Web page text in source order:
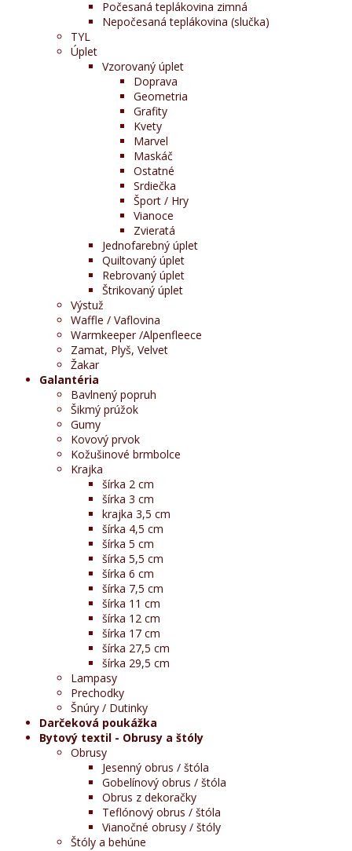
Počesaná teplákovina zimná
Nepočesaná teplákovina (slučka)
TYL
Úplet
Vzorovaný úplet
Doprava
Geometria
Grafity
Kvety
Marvel
Maskáč
Ostatné
Srdiečka
Šport / Hry
Vianoce
Zvieratá
Jednofarebný úplet
Quiltovaný úplet
Rebrovaný úplet
Štrikovaný úplet
Výstuž
Waffle / Vaflovina
Warmkeeper /Alpenfleece
Zamat, Plyš, Velvet
Žakar
Galantéria
Bavlnený popruh
Šikmý prúžok
Gumy
Kovový prvok
Kožušinové brmbolce
Krajka
šírka 2 cm
šírka 3 cm
krajka 3,5 cm
šírka 4,5 cm
šírka 5 cm
šírka 5,5 cm
šírka 6 cm
šírka 7,5 cm
šírka 11 cm
šírka 12 cm
šírka 17 cm
šírka 27,5 cm
šírka 29,5 cm
Lampasy
Prechodky
Šnúry / Dutinky
Darčeková poukážka
Bytový textil - Obrusy a štóly
Obrusy
Jesenný obrus / štóla
Gobelínový obrus / štóla
Obrus z dekoračky
Teflónový obrus / štóla
Vianočné obrusy / štóly
Štóly a behúne